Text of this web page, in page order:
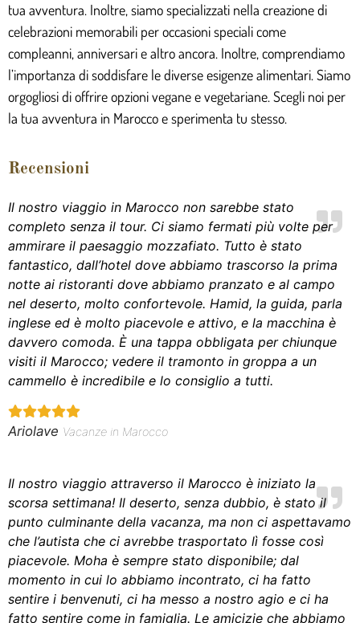
tua avventura. Inoltre, siamo specializzati nella creazione di
celebrazioni memorabili per occasioni speciali come
compleanni, anniversari e altro ancora. Inoltre, comprendiamo
l’importanza di soddisfare le diverse esigenze alimentari. Siamo
orgogliosi di offrire opzioni vegane e vegetariane. Scegli noi per
la tua avventura in Marocco e sperimenta tu stesso.
Recensioni
Il nostro viaggio in Marocco non sarebbe stato
completo senza il tour. Ci siamo fermati più volte per
ammirare il paesaggio mozzafiato. Tutto è stato
fantastico, dall’hotel dove abbiamo trascorso la prima
notte ai ristoranti dove abbiamo pranzato e al campo
nel deserto, molto confortevole. Hamid, la guida, parla
inglese ed è molto piacevole e attivo, e la macchina è
davvero comoda. È una tappa obbligata per chiunque
visiti il Marocco; vedere il tramonto in groppa a un
cammello è incredibile e lo consiglio a tutti.
Ariolave Vacanze in Marocco
Il nostro viaggio attraverso il Marocco è iniziato la
scorsa settimana! Il deserto, senza dubbio, è stato il
punto culminante della vacanza, ma non ci aspettavamo
che l’autista che ci avrebbe trasportato lì fosse così
piacevole. Moha è sempre stato disponibile; dal
momento in cui lo abbiamo incontrato, ci ha fatto
sentire i benvenuti, ci ha messo a nostro agio e ci ha
fatto sentire come in famiglia. Le amicizie che abbiamo